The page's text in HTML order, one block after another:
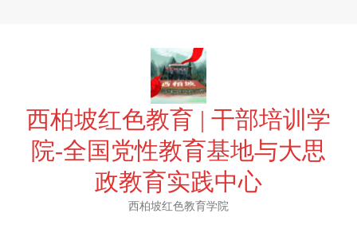
西柏坡红色教育 | 干部培训学
院-全国党性教育基地与大思
政教育实践中心
西柏坡红色教育学院